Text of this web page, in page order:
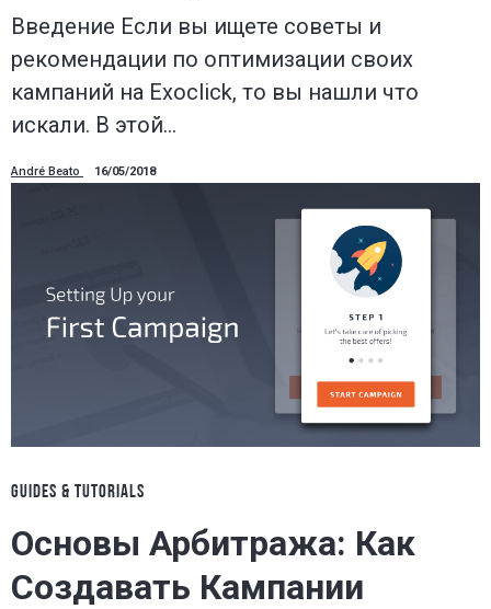
Введение Если вы ищете советы и
рекомендации по оптимизации своих
кампаний на Exoclick, то вы нашли что
искали. В этой…
André Beato 16/05/2018
GUIDES & TUTORIALS
Основы Арбитража: Как
Создавать Кампании